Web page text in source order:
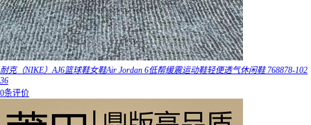
耐克（NIKE）AJ6篮球鞋女鞋Air Jordan 6低帮缓震运动鞋轻便透气休闲鞋 768878-102
36
0条评价